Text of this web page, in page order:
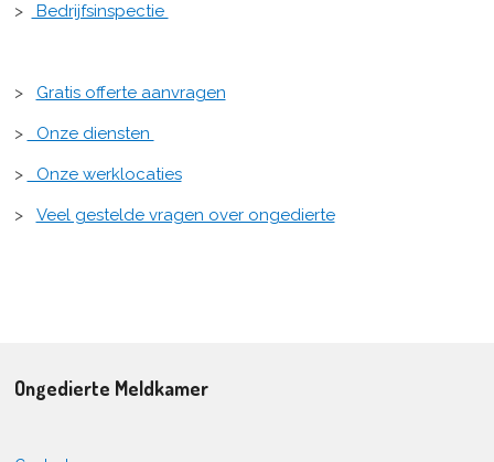
> Bedrijfsinspectie
> Gratis offerte aanvragen
> Onze diensten
> Onze werklocaties
> Veel gestelde vragen over ongedierte
Ongedierte Meldkamer